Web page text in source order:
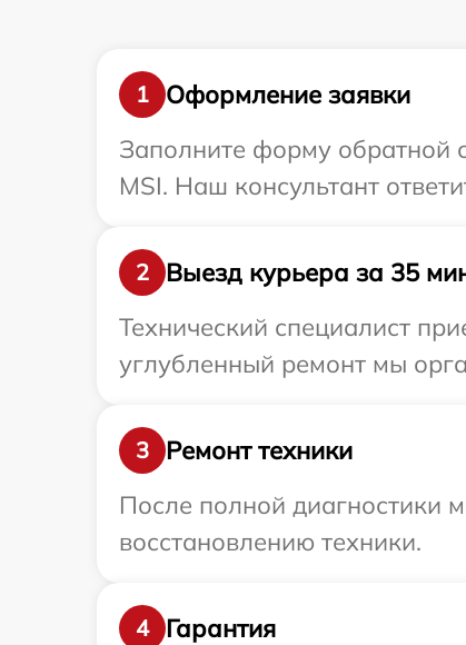
1
Оформление заявки
Заполните форму обратной
MSI. Наш консультант
2
Выезд курьера за 35
Технический специалист
углубленный ремонт мы
3
Ремонт техники
После полной диагностики
восстановлению техники.
4
Гарантия